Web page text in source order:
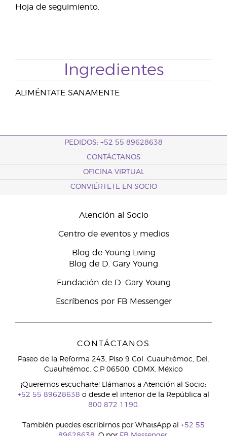
Hoja de seguimiento.
Ingredientes
ALIMÉNTATE SANAMENTE
PEDIDOS: +52 55 89628638
CONTÁCTANOS
OFICINA VIRTUAL
CONVIÉRTETE EN SOCIO
Atención al Socio
Centro de eventos y medios
Blog de Young Living
Blog de D. Gary Young
Fundación de D. Gary Young
Escríbenos por FB Messenger
CONTÁCTANOS
Paseo de la Reforma 243, Piso 9 Col. Cuauhtémoc, Del.
Cuauhtémoc. C.P 06500. CDMX. México
¡Queremos escucharte! Llámanos a Atención al Socio:
+52 55 89628638 o desde el interior de la República al
800 872 1190.
También puedes escribirnos por WhatsApp al +52 55